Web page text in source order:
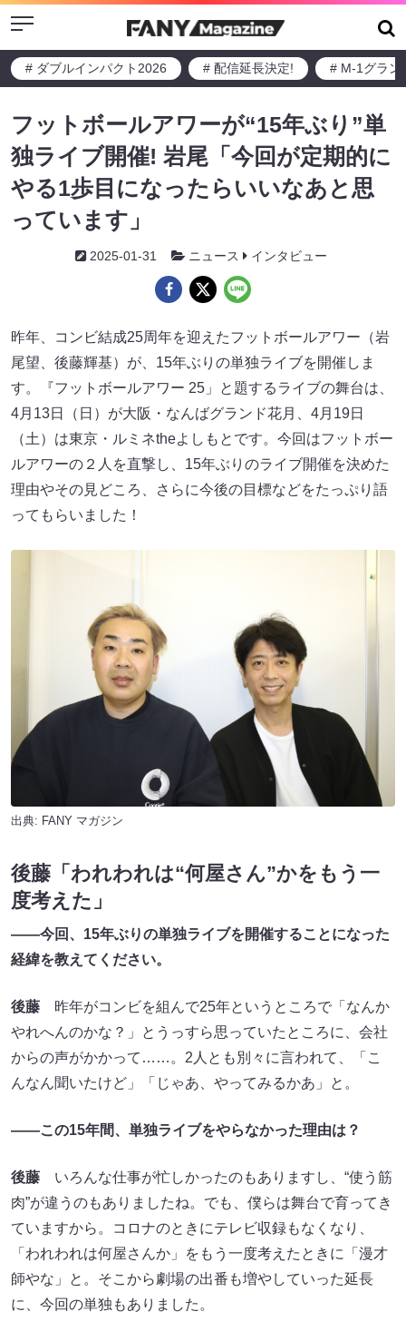
Menu
# ダブルインパクト2026 # 配信延長決定! # M-1グラン
フットボールアワーが“15年ぶり”単
独ライブ開催! 岩尾「今回が定期的に
やる1歩目になったらいいなあと思
っています」
2025-01-31 ニュース インタビュー
昨年、コンビ結成25周年を迎えたフットボールアワー（岩
尾望、後藤輝基）が、15年ぶりの単独ライブを開催しま
す。『フットボールアワー 25」と題するライブの舞台は、
4月13日（日）が大阪・なんばグランド花月、4月19日
（土）は東京・ルミネtheよしもとです。今回はフットボー
ルアワーの２人を直撃し、15年ぶりのライブ開催を決めた
理由やその見どころ、さらに今後の目標などをたっぷり語
ってもらいました！
出典: FANY マガジン
後藤「われわれは“何屋さん”かをもう一
度考えた」
――今回、15年ぶりの単独ライブを開催することになった
経緯を教えてください。
後藤 昨年がコンビを組んで25年というところで「なんか
やれへんのかな？」とうっすら思っていたところに、会社
からの声がかかって……。2人とも別々に言われて、「こ
んなん聞いたけど」「じゃあ、やってみるかあ」と。
――この15年間、単独ライブをやらなかった理由は？
後藤 いろんな仕事が忙しかったのもありますし、“使う筋
肉”が違うのもありましたね。でも、僕らは舞台で育ってき
ていますから。コロナのときにテレビ収録もなくなり、
「われわれは何屋さんか」をもう一度考えたときに「漫才
師やな」と。そこから劇場の出番も増やしていった延長
に、今回の単独もありました。